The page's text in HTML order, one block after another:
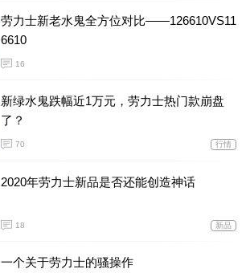
劳力士新老水鬼全方位对比——126610VS11
6610
16
新绿水鬼跌幅近1万元，劳力士热门款崩盘
了？
70 行情
2020年劳力士新品是否还能创造神话
18 新品
一个关于劳力士的骚操作